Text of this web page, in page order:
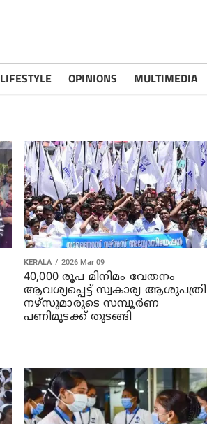
LIFESTYLE OPINIONS MULTIMEDIA
KERALA 2026 Mar 09
40,000 രൂപ മിനിമം വേതനം
ആവശ്യപ്പെട്ട് സ്വകാര്യ ആശുപത്രി
നഴ്‌സുമാരുടെ സമ്പൂര്‍ണ
പണിമുടക്ക് തുടങ്ങി